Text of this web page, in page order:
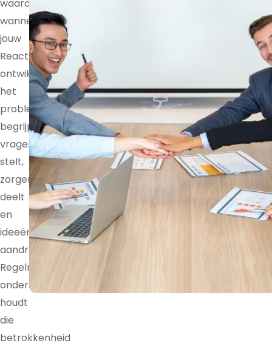
waardevoller
wanneer
jouw
React-
ontwikkelaar
het
probleem
begrijpt,
vragen
stelt,
zorgen
deelt
en
ideeën
aandraagt.
Regelmatige
ondersteuning
houdt
die
betrokkenheid